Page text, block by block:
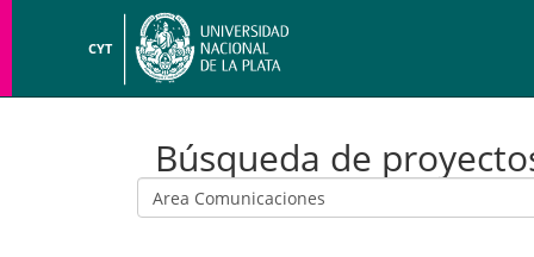
CYT
Búsqueda de